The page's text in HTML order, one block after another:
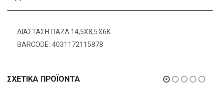
ΔΙΆΣΤΑΣΗ ΠΑΖΛ 14,5Χ8,5Χ6K.
BARCODE: 4031172115878
ΣΧΕΤΙΚΆ ΠΡΟΪΌΝΤΑ